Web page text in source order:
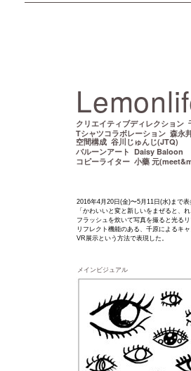
クリエイティブディレクション
Tシャツコラボレーション 森永
空間構成 谷川じゅんじ(JTQ)
バルーンアート Daisy Baloon
コピーライター 小藥 元
2016年4月20日(金)〜5月11日(水)まで
「かわいいと変と新しいをまぜると、
フラッシュを炊いて写真を撮ると光る
リフレクト機能のある、千原によるキ
VR展示という方法で表現した。
メインビジュアル